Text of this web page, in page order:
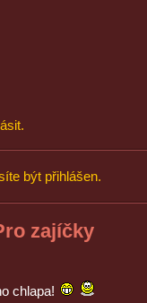
být přihlášen.
zajíčky
chlapa!